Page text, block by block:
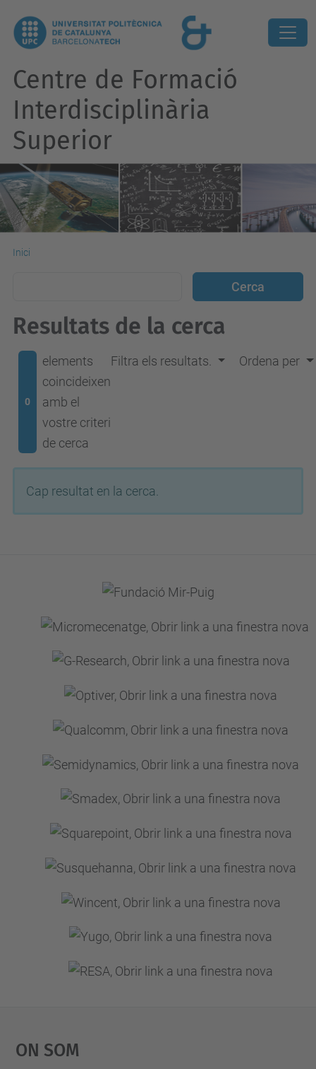
Centre de Formació
Interdisciplinària
Superior
Inici
Resultats de la cerca
0
elements
coincideixen
amb el
vostre criteri
de cerca
Filtra els resultats. Ordena per
Cap resultat en la cerca.
On Som